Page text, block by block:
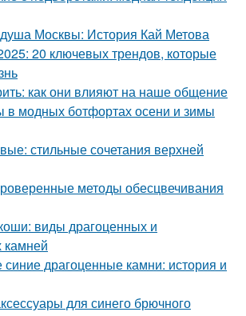
Москвы: История Кай Метова
20 ключевых трендов, которые
как они влияют на наше общение
в модных ботфортах осени и зимы
стильные сочетания верхней
методы обесцвечивания
виды драгоценных и
камней
драгоценные камни: история и
для синего брючного